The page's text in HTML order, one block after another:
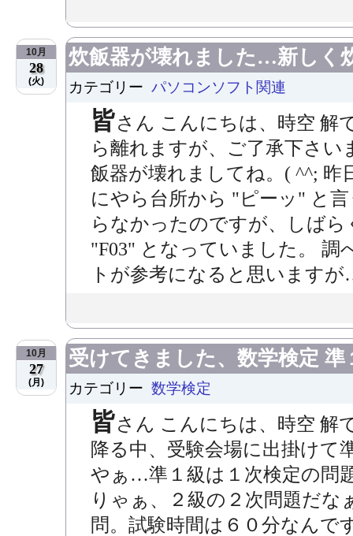
10月
28
(火)
炊飯器が壊れました…新しく
カテゴリー パソコンソフト関連
皆さん こんにちは、時空 解
ら離れますが、ご了承下さい
飯器が壊れましてね。( ^^;
にやら台所から "ピーッ" と
らなかったのですが、しば
"F03" となっていました。 調
トが参考になると思います
10月
27
(月)
受けてきました、数学検定 準
カテゴリー 数学検定
皆さん こんにちは、時空 解
降る中、受験会場に出掛けて
やぁ…準１級は１次検定の問
りゃぁ、２級の２次問題だな
問。試験時間は６０分なんで